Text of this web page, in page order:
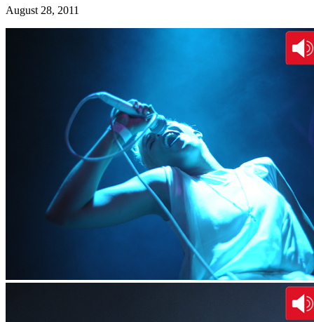
August 28, 2011